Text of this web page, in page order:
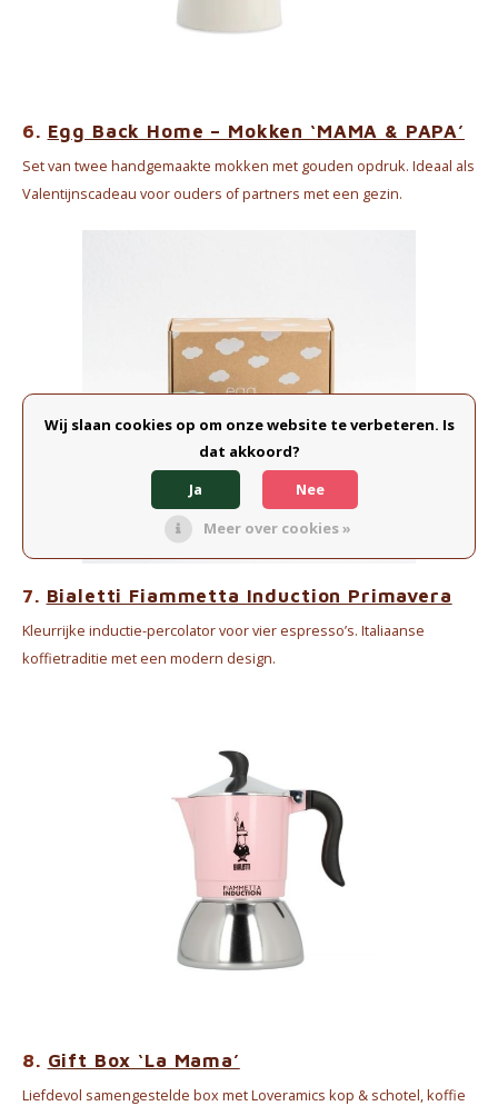
6. Egg Back Home – Mokken ‘MAMA & PAPA’
Set van twee handgemaakte mokken met gouden opdruk. Ideaal als
Valentijnscadeau voor ouders of partners met een gezin.
7. Bialetti Fiammetta Induction Primavera
Kleurrijke inductie-percolator voor vier espresso’s. Italiaanse
koffietraditie met een modern design.
8. Gift Box ‘La Mama’
Liefdevol samengestelde box met Loveramics kop & schotel, koffie
Wij slaan cookies op om onze website te verbeteren. Is
dat akkoord?
Ja
Nee
Meer over cookies »